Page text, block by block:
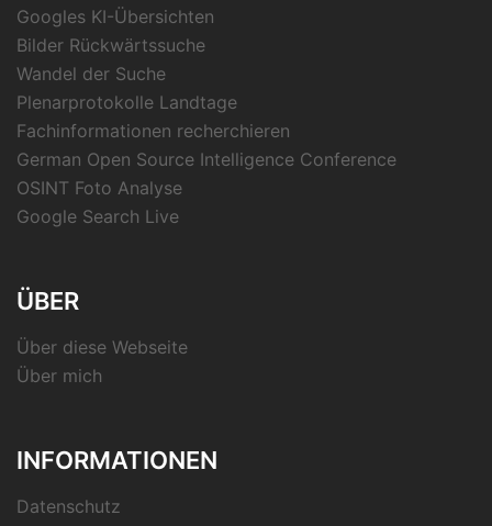
Googles KI-Übersichten
Bilder Rückwärtssuche
Wandel der Suche
Plenarprotokolle Landtage
Fachinformationen recherchieren
German Open Source Intelligence Conference
OSINT Foto Analyse
Google Search Live
ÜBER
Über diese Webseite
Über mich
INFORMATIONEN
Datenschutz